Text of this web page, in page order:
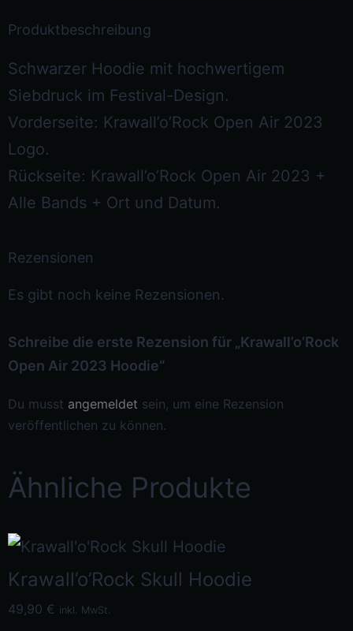
Produktbeschreibung
Schwarzer Hoodie mit hochwertigem
Siebdruck im Festival-Design.
Vorderseite: Krawall’o’Rock Open Air 2023
Logo.
Rückseite: Krawall’o’Rock Open Air 2023 +
Alle Bands + Ort und Datum.
Rezensionen
Es gibt noch keine Rezensionen.
Schreibe die erste Rezension für „Krawall’o’Rock
Open Air 2023 Hoodie“
Du musst angemeldet sein, um eine Rezension
veröffentlichen zu können.
Ähnliche Produkte
Krawall’o’Rock Skull Hoodie
49,90 € inkl. MwSt.